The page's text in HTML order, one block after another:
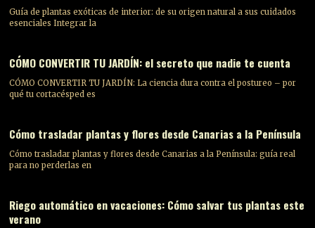
Guía de plantas exóticas de interior: de su origen natural a sus cuidados
esenciales Integrar la
CÓMO CONVERTIR TU JARDÍN: el secreto que nadie te cuenta
CÓMO CONVERTIR TU JARDÍN: La ciencia dura contra el postureo – por
qué tu cortacésped es
Cómo trasladar plantas y flores desde Canarias a la Península
Cómo trasladar plantas y flores desde Canarias a la Península: guía real
para no perderlas en
Riego automático en vacaciones: Cómo salvar tus plantas este
verano